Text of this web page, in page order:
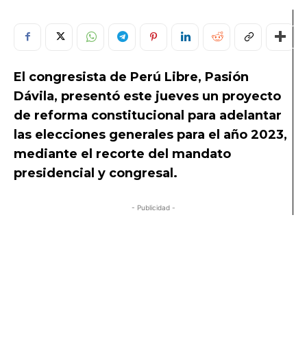
El congresista de Perú Libre, Pasión
Dávila, presentó este jueves un proyecto
de reforma constitucional para adelantar
las elecciones generales para el año 2023,
mediante el recorte del mandato
presidencial y congresal.
- Publicidad -